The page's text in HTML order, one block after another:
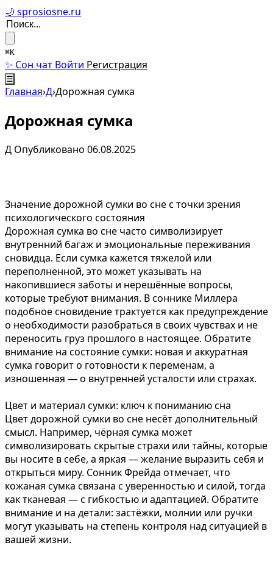
🌙 sprosiosne.ru
⌘K
✨ Сон чат Войти Регистрация
☰
Главная›Д›Дорожная сумка
Дорожная сумка
Д Опубликовано 06.08.2025
Значение дорожной сумки во сне с точки зрения
психологического состояния
Дорожная сумка во сне часто символизирует
внутренний багаж и эмоциональные переживания
сновидца. Если сумка кажется тяжелой или
переполненной, это может указывать на
накопившиеся заботы и нерешённые вопросы,
которые требуют внимания. В соннике Миллера
подобное сновидение трактуется как предупреждение
о необходимости разобраться в своих чувствах и не
переносить груз прошлого в настоящее. Обратите
внимание на состояние сумки: новая и аккуратная
сумка говорит о готовности к переменам, а
изношенная — о внутренней усталости или страхах.
Цвет и материал сумки: ключ к пониманию сна
Цвет дорожной сумки во сне несёт дополнительный
смысл. Например, чёрная сумка может
символизировать скрытые страхи или тайны, которые
вы носите в себе, а яркая — желание выразить себя и
открыться миру. Сонник Фрейда отмечает, что
кожаная сумка связана с уверенностью и силой, тогда
как тканевая — с гибкостью и адаптацией. Обратите
внимание и на детали: застёжки, молнии или ручки
могут указывать на степень контроля над ситуацией в
вашей жизни.